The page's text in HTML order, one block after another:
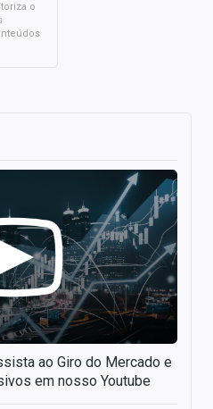
ao Giro do Mercado e
em nosso Youtube
o